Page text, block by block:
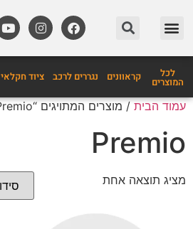
לכל
המוצרים קראוונים נגררים לרכב ציוד חקלאי
עמוד הבית / מוצרים המתויגים “Premio”
Premio
מציג תוצאה אחת